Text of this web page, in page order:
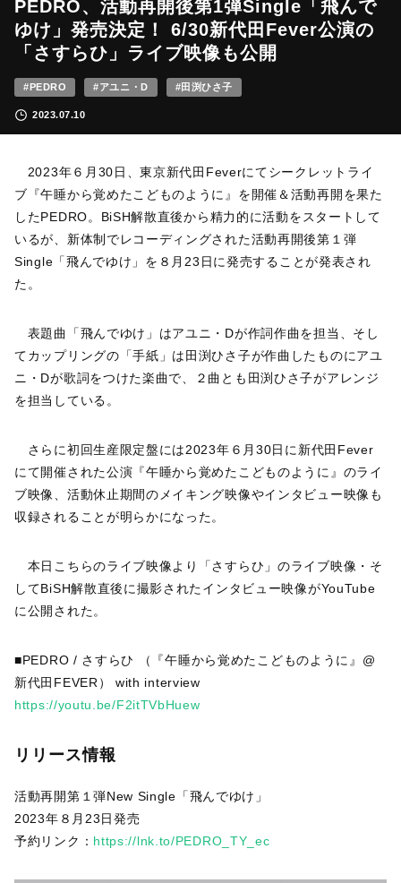
PEDRO、活動再開後第1弾Single「飛んで
ゆけ」発売決定！ 6/30新代田Fever公演の
「さすらひ」ライブ映像も公開
#PEDRO #アユニ・D #田渕ひさ子
2023.07.10
2023年６月30日、東京新代田Feverにてシークレットライ
ブ『午睡から覚めたこどものように』を開催＆活動再開を果た
したPEDRO。BiSH解散直後から精力的に活動をスタートして
いるが、新体制でレコーディングされた活動再開後第１弾
Single「飛んでゆけ」を８月23日に発売することが発表され
た。
表題曲「飛んでゆけ」はアユニ・Dが作詞作曲を担当、そし
てカップリングの「手紙」は田渕ひさ子が作曲したものにアユ
ニ・Dが歌詞をつけた楽曲で、２曲とも田渕ひさ子がアレンジ
を担当している。
さらに初回生産限定盤には2023年６月30日に新代田Fever
にて開催された公演『午睡から覚めたこどものように』のライ
ブ映像、活動休止期間のメイキング映像やインタビュー映像も
収録されることが明らかになった。
本日こちらのライブ映像より「さすらひ」のライブ映像・そ
してBiSH解散直後に撮影されたインタビュー映像がYouTube
に公開された。
■PEDRO / さすらひ （『午睡から覚めたこどものように』@
新代田FEVER） with interview
https://youtu.be/F2itTVbHuew
リリース情報
活動再開第１弾New Single「飛んでゆけ」
2023年８月23日発売
予約リンク： https://lnk.to/PEDRO_TY_ec